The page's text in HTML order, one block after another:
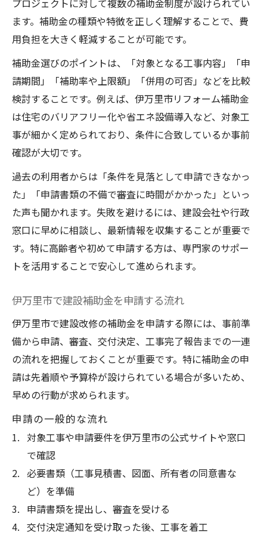
建設改修とリフォーム補助金の賢い使い方
リフォーム補助金の申請条件と建設の関係
流れ
伊万里市のリフォーム補助金活用の実践例
建設改修を補助金でお得に進めるコツ
設備更新に建設の専門知識はどう活きるか
設備更新時に建設の専門知識が役立つ理由
建設経験を活かした設備改修のポイント
建設会社と設備更新の連携で得られる効果
建設技術が設備更新の品質に与える影響
設備更新で建設の専門性を活かす実践法
費用不安を解消する建設支援制度の魅力
建設支援制度で費用面の悩みを解決する方
法
建設費用を抑える支援策とその利用手順
建設改修で使える支援制度の最新動向
建設支援制度のメリットと注意したい点
実績豊富な建設会社を見極めるコツとは
建設会社の実績と信頼性を見分ける方法
実績豊富な建設会社選びの着眼点
建設改修で実績を重視する理由とポイント
建設会社の施工事例で専門性を確認する
実績豊富な建設会社の選定基準を解説
プロジェクトに対して複数の補助金制度が設けられてい
ます。補助金の種類や特徴を正しく理解することで、費
用負担を大きく軽減することが可能です。
補助金選びのポイントは、「対象となる工事内容」「申
請期間」「補助率や上限額」「併用の可否」などを比較
検討することです。例えば、伊万里市リフォーム補助金
は住宅のバリアフリー化や省エネ設備導入など、対象工
事が細かく定められており、条件に合致しているか事前
確認が大切です。
過去の利用者からは「条件を見落として申請できなかっ
た」「申請書類の不備で審査に時間がかかった」といっ
た声も聞かれます。失敗を避けるには、建設会社や行政
窓口に早めに相談し、最新情報を収集することが重要で
す。特に高齢者や初めて申請する方は、専門家のサポー
トを活用することで安心して進められます。
伊万里市で建設補助金を申請する流れ
伊万里市で建設改修の補助金を申請する際には、事前準
備から申請、審査、交付決定、工事完了報告までの一連
の流れを把握しておくことが重要です。特に補助金の申
請は先着順や予算枠が設けられている場合が多いため、
早めの行動が求められます。
申請の一般的な流れ
対象工事や申請要件を伊万里市の公式サイトや窓口
で確認
必要書類（工事見積書、図面、所有者の同意書な
ど）を準備
申請書類を提出し、審査を受ける
交付決定通知を受け取った後、工事を着工